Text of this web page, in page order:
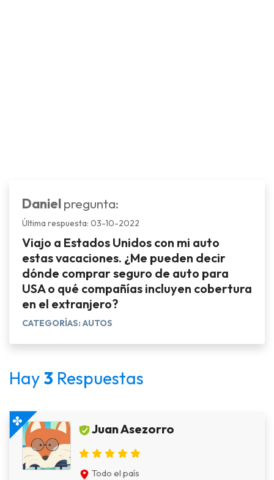
Danielpregunta:
Última respuesta: 03-10-2022
Viajo a Estados Unidos con mi auto
estas vacaciones. ¿Me pueden decir
dónde comprar seguro de auto para
USA o qué compañías incluyen cobertura
en el extranjero?
CATEGORÍAS: AUTOS
Hay 3 Respuestas
Juan Asezorro
Todo el país